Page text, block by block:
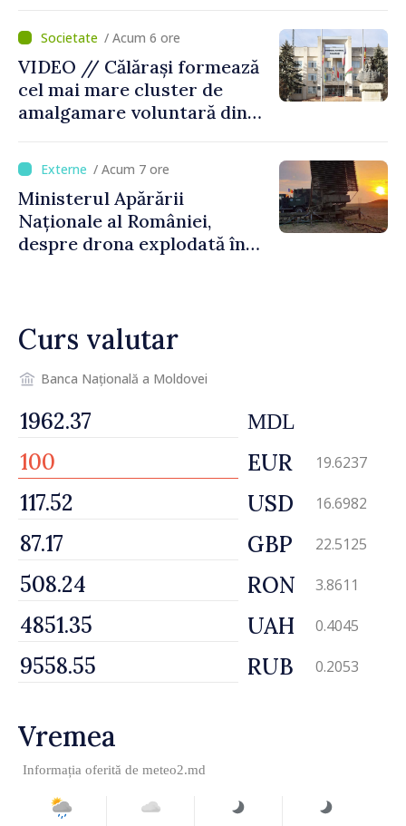
control vamal cu un scanner
performant/ Acum 6 ore
VIDEO // Călărași formează
cel mai mare cluster de
amalgamare voluntară din
orășenesc a aprobat decizia
finală
/ Acum 7 ore
Ministerul Apărării
Naționale al României,
despre drona explodată în
Curs valutar
Banca Națională a Moldovei
MDL
EUR 19.6237
USD 16.6982
GBP 22.5125
RON 3.8611
UAH 0.4045
RUB 0.2053
Vremea
Informația oferită de meteo2.md